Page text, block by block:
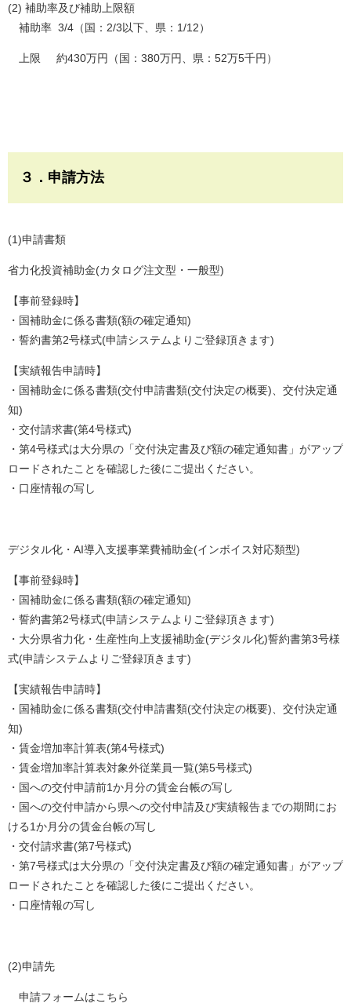
(2) 補助率及び補助上限額
補助率 3/4（国：2/3以下、県：1/12）
上限 約430万円（国：380万円、県：52万5千円）
３．申請方法
(1)申請書類
省力化投資補助金(カタログ注文型・一般型)
【事前登録時】
・国補助金に係る書類(額の確定通知)
・誓約書第2号様式(申請システムよりご登録頂きます)
【実績報告申請時】
・国補助金に係る書類(交付申請書類(交付決定の概要)、交付決定通
知)
・交付請求書(第4号様式)
・第4号様式は大分県の「交付決定書及び額の確定通知書」がアップ
ロードされたことを確認した後にご提出ください。
・口座情報の写し
デジタル化・AI導入支援事業費補助金(インボイス対応類型)
【事前登録時】
・国補助金に係る書類(額の確定通知)
・誓約書第2号様式(申請システムよりご登録頂きます)
・大分県省力化・生産性向上支援補助金(デジタル化)誓約書第3号様
式(申請システムよりご登録頂きます)
【実績報告申請時】
・国補助金に係る書類(交付申請書類(交付決定の概要)、交付決定通
知)
・賃金増加率計算表(第4号様式)
・賃金増加率計算表対象外従業員一覧(第5号様式)
・国への交付申請前1か月分の賃金台帳の写し
・国への交付申請から県への交付申請及び実績報告までの期間にお
ける1か月分の賃金台帳の写し
・交付請求書(第7号様式)
・第7号様式は大分県の「交付決定書及び額の確定通知書」がアップ
ロードされたことを確認した後にご提出ください。
・口座情報の写し
(2)申請先
申請フォームはこちら